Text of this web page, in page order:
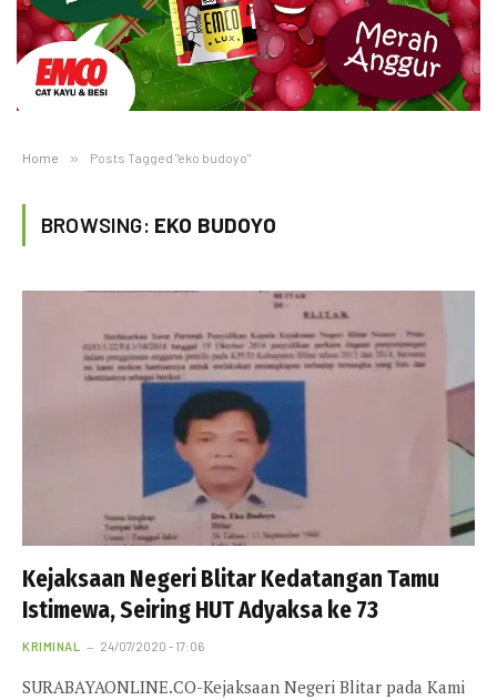
Home » Posts Tagged "eko budoyo"
BROWSING: EKO BUDOYO
Kejaksaan Negeri Blitar Kedatangan Tamu
Istimewa, Seiring HUT Adyaksa ke 73
KRIMINAL 24/07/2020 - 17:06
SURABAYAONLINE.CO-Kejaksaan Negeri Blitar pada Kami